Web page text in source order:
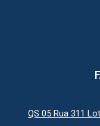
QS 05 Rua 311